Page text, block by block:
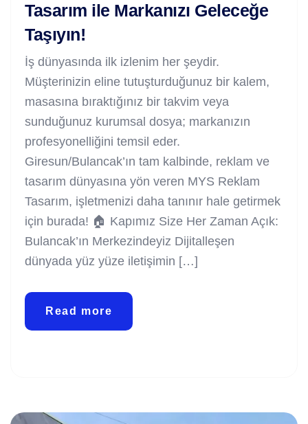
Tasarım ile Markanızı Geleceğe
Taşıyın!
İş dünyasında ilk izlenim her şeydir.
Müşterinizin eline tutuşturduğunuz bir kalem,
masasına bıraktığınız bir takvim veya
sunduğunuz kurumsal dosya; markanızın
profesyonelliğini temsil eder.
Giresun/Bulancak’ın tam kalbinde, reklam ve
tasarım dünyasına yön veren MYS Reklam
Tasarım, işletmenizi daha tanınır hale getirmek
için burada! 🏠 Kapımız Size Her Zaman Açık:
Bulancak’ın Merkezindeyiz Dijitalleşen
dünyada yüz yüze iletişimin […]
Read more